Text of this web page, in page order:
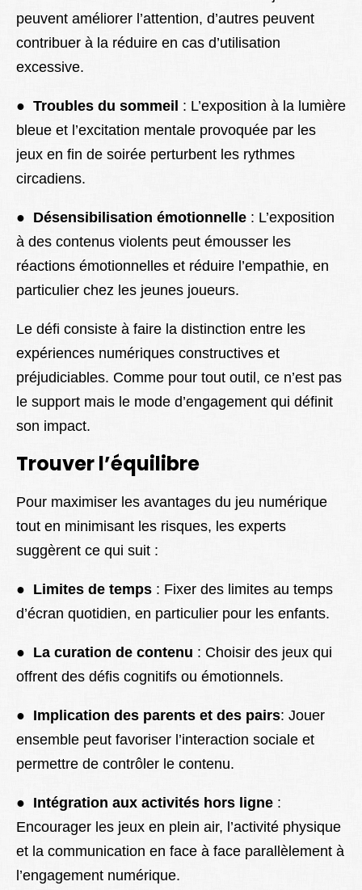
peuvent améliorer l’attention, d’autres peuvent
contribuer à la réduire en cas d’utilisation
excessive.
● Troubles du sommeil : L’exposition à la lumière
bleue et l’excitation mentale provoquée par les
jeux en fin de soirée perturbent les rythmes
circadiens.
● Désensibilisation émotionnelle : L’exposition
à des contenus violents peut émousser les
réactions émotionnelles et réduire l’empathie, en
particulier chez les jeunes joueurs.
Le défi consiste à faire la distinction entre les
expériences numériques constructives et
préjudiciables. Comme pour tout outil, ce n’est pas
le support mais le mode d’engagement qui définit
son impact.
Trouver l’équilibre
Pour maximiser les avantages du jeu numérique
tout en minimisant les risques, les experts
suggèrent ce qui suit :
● Limites de temps : Fixer des limites au temps
d’écran quotidien, en particulier pour les enfants.
● La curation de contenu : Choisir des jeux qui
offrent des défis cognitifs ou émotionnels.
● Implication des parents et des pairs: Jouer
ensemble peut favoriser l’interaction sociale et
permettre de contrôler le contenu.
● Intégration aux activités hors ligne :
Encourager les jeux en plein air, l’activité physique
et la communication en face à face parallèlement à
l’engagement numérique.